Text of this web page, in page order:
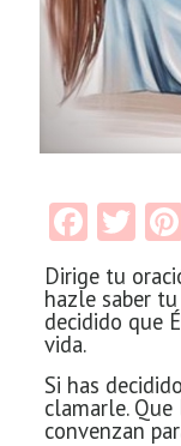
Dirige tu
hazle saber
decidido que
vida.
Si has
clamarle.
convenzan